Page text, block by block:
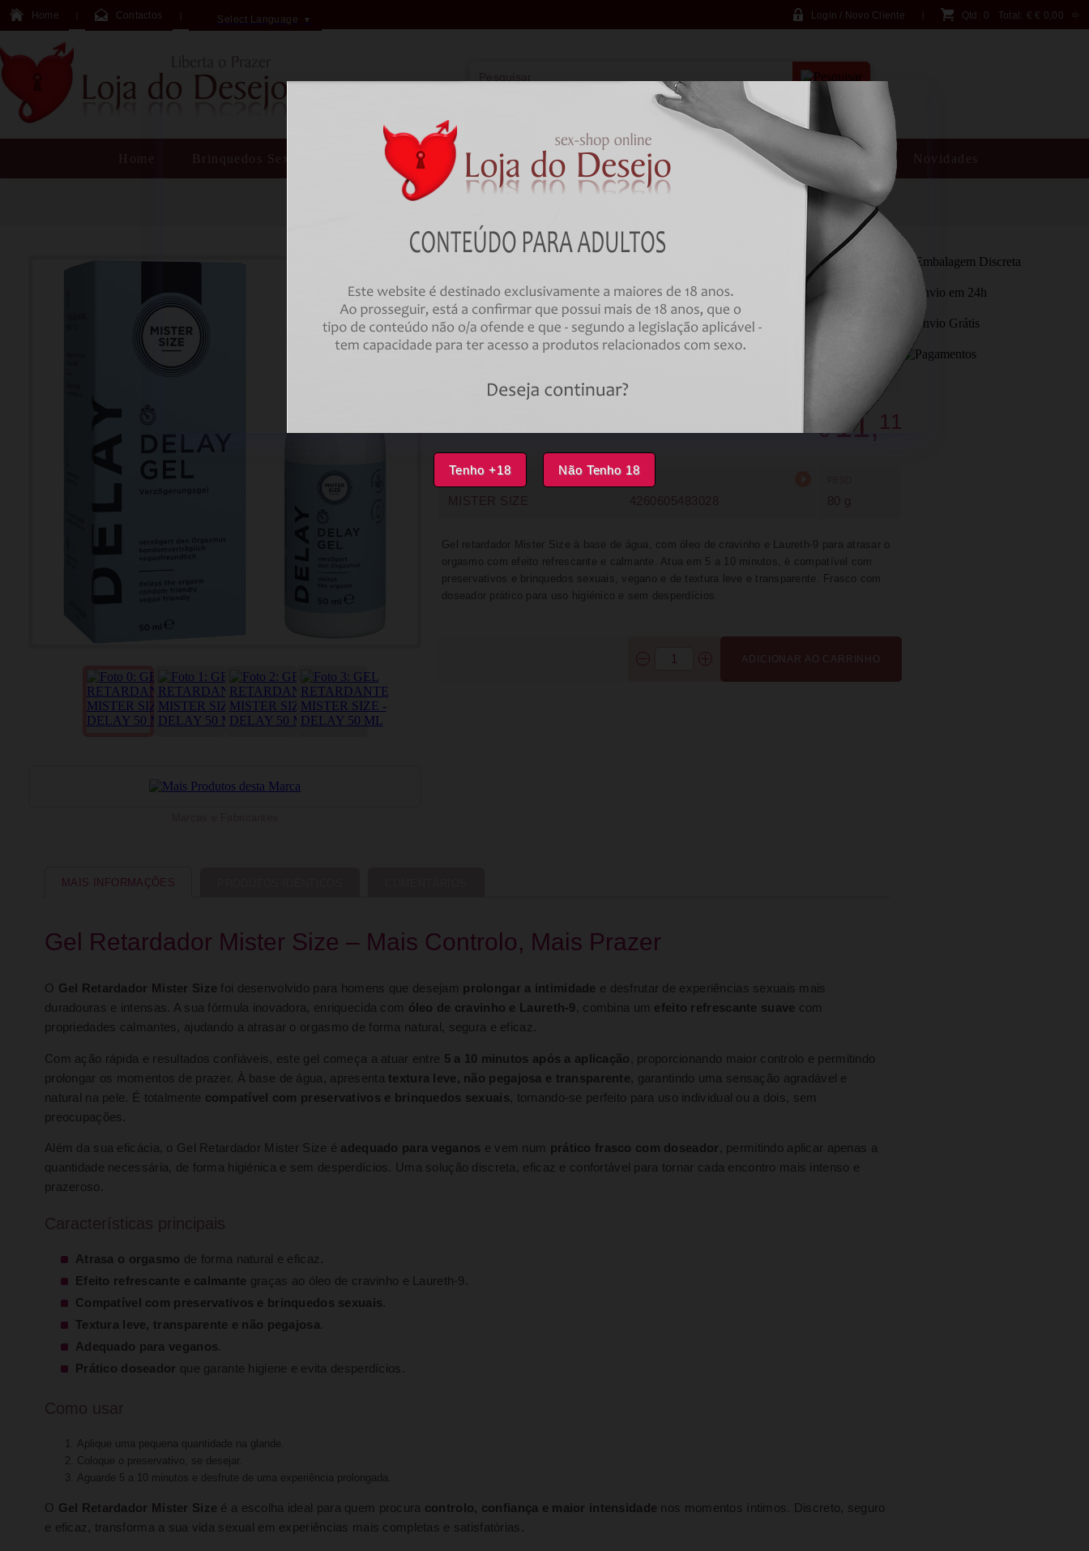
Tenho +18 Não Tenho 18
Home Contactos Select Language ▼ Login / Novo Cliente Qtd: 0 Total: € € 0,00
PESQUISA AVANÇADA
Home Brinquedos Sexuais Vibradores Lingerie Farmácia Brincadeiras Novidades
HOME
GEL RETARDANTE MISTER SIZE - DELAY 50 ML
Código:00033786
€11, 11
MISTER SIZE 4260605483028 80 g
Gel retardador Mister Size à base de água, com óleo de cravinho e Laureth-9 para atrasar o
orgasmo com efeito refrescante e calmante. Atua em 5 a 10 minutos, é compatível com
preservativos e brinquedos sexuais, vegano e de textura leve e transparente. Frasco com
doseador prático para uso higiénico e sem desperdícios.
ADICIONAR AO CARRINHO
MAIS INFORMAÇÕES
Gel Retardador Mister Size – Mais Controlo, Mais Prazer
O Gel Retardador Mister Size foi desenvolvido para homens que desejam prolongar a intimidade e desfrutar de experiências sexuais mais
duradouras e intensas. A sua fórmula inovadora, enriquecida com óleo de cravinho e Laureth-9 , combina um efeito refrescante suave com
propriedades calmantes, ajudando a atrasar o orgasmo de forma natural, segura e eficaz.
Com ação rápida e resultados confiáveis, este gel começa a atuar entre 5 a 10 minutos após a aplicação , proporcionando maior controlo e permitindo
prolongar os momentos de prazer. À base de água, apresentatextura leve, não pegajosa e transparente, garantindo uma sensação agradável e
natural na pele. É totalmente compatível com preservativos e brinquedos sexuais, tornando-se perfeito para uso individual ou a dois, sem
preocupações.
Além da sua eficácia, o Gel Retardador Mister Size é adequado para veganos e vem num prático frasco com doseador , permitindo aplicar apenas a
quantidade necessária, de forma higiénica e sem desperdícios. Uma solução discreta, eficaz e confortável para tornar cada encontro mais intenso e
prazeroso.
Características principais
Atrasa o orgasmo de forma natural e eficaz.
Efeito refrescante e calmante graças ao óleo de cravinho e Laureth-9.
Compatível com preservativos e brinquedos sexuais
Textura leve, transparente e não pegajosa
Adequado para veganos
Prático doseador que garante higiene e evita desperdícios.
Como usar
Aplique uma pequena quantidade na glande.
Coloque o preservativo, se desejar.
Aguarde 5 a 10 minutos e desfrute de uma experiência prolongada.
O Gel Retardador Mister Size é a escolha ideal para quem procura controlo, confiança e maior intensidade nos momentos íntimos. Discreto, seguro
e eficaz, transforma a sua vida sexual em experiências mais completas e satisfatórias.